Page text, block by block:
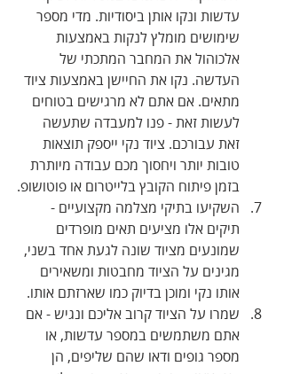
עדשות ונקו אותן ביסודיות. מדי מספר
שימושים מומלץ לנקות באמצעות
אלכוהול את המחבר המתכתי של
העדשה. נקו את החיישן באמצעות ציוד
מתאים. אם אתם לא מרגישים בטוחים
לעשות זאת - פנו למעבדה שתעשה
זאת עבורכם. ציוד נקי ייספק תוצאות
טובות יותר ויחסוך מכם עבודה מיותרת
בזמן פיתוח הקובץ בלייטרום או פוטושופ.
השקיעו בתיקי מצלמה מקצועיים -
תיקים אלו מציעים תאים מופרדים
שמונעים מציוד שונה לגעת אחד בשני,
מגינים על הציוד מחבטות ומשאירים
אותו נקי ומוכן בדיוק כמו שארזתם אותו.
שמרו על הציוד קרוב אליכם ונגיש - אם
אתם משתמשים במספר עדשות, או
מספר גופים ודאו שהם שליפים, הן